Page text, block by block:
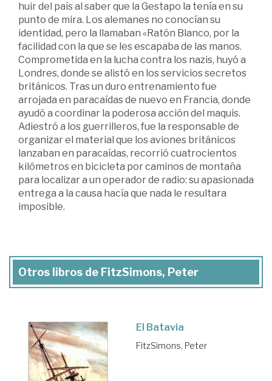
huir del país al saber que la Gestapo la tenía en su
punto de mira. Los alemanes no conocían su
identidad, pero la llamaban «Ratón Blanco, por la
facilidad con la que se les escapaba de las manos.
Comprometida en la lucha contra los nazis, huyó a
Londres, donde se alistó en los servicios secretos
británicos. Tras un duro entrenamiento fue
arrojada en paracaídas de nuevo en Francia, donde
ayudó a coordinar la poderosa acción del maquis.
Adiestró a los guerrilleros, fue la responsable de
organizar el material que los aviones británicos
lanzaban en paracaídas, recorrió cuatrocientos
kilómetros en bicicleta por caminos de montaña
para localizar a un operador de radio: su apasionada
entrega a la causa hacía que nada le resultara
imposible.
Otros libros de FitzSimons, Peter
El Batavia
FitzSimons, Peter